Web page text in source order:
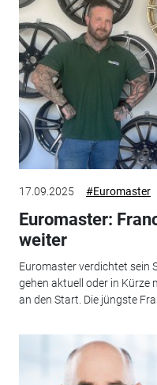
17.09.2025 #Euromaster
Euromaster:
weiter
Euromaster verdichtet sein
gehen aktuell oder in Kürze
an den Start. Die jüngste